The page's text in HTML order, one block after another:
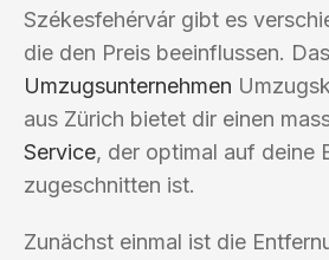
Székesfehérvár gibt es
die den Preis beeinflussen. Das
Umzugsunternehmen
aus Zürich bietet dir einen
Service, der optimal auf deine
zugeschnitten ist.
Zunächst einmal ist die